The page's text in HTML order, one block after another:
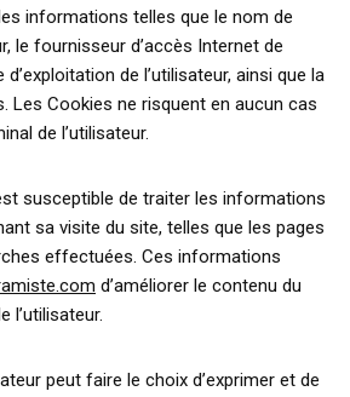
informations telles que le nom de
le fournisseur d’accès Internet de
d’exploitation de l’utilisateur, ainsi que la
Les Cookies ne risquent en aucun cas
de l’utilisateur.
susceptible de traiter les informations
sa visite du site, telles que les pages
effectuées. Ces informations
d’améliorer le contenu du
l’utilisateur.
peut faire le choix d’exprimer et de